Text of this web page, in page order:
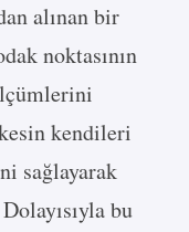
alınan bir
noktasının
kendileri
sağlayarak
bu